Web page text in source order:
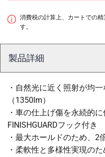
消費税の計算上、カートでの
す。
製品詳細
・自然光に近く照射が均
（1350lm）
・車の仕上げ傷を永続的に
FINISHGUARDフック付き
・最大ホールドのため、2
・柔軟性と多様性実現の